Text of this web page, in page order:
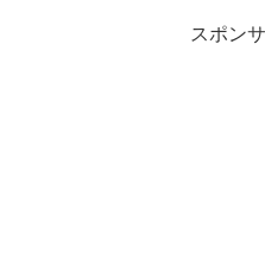
スポン